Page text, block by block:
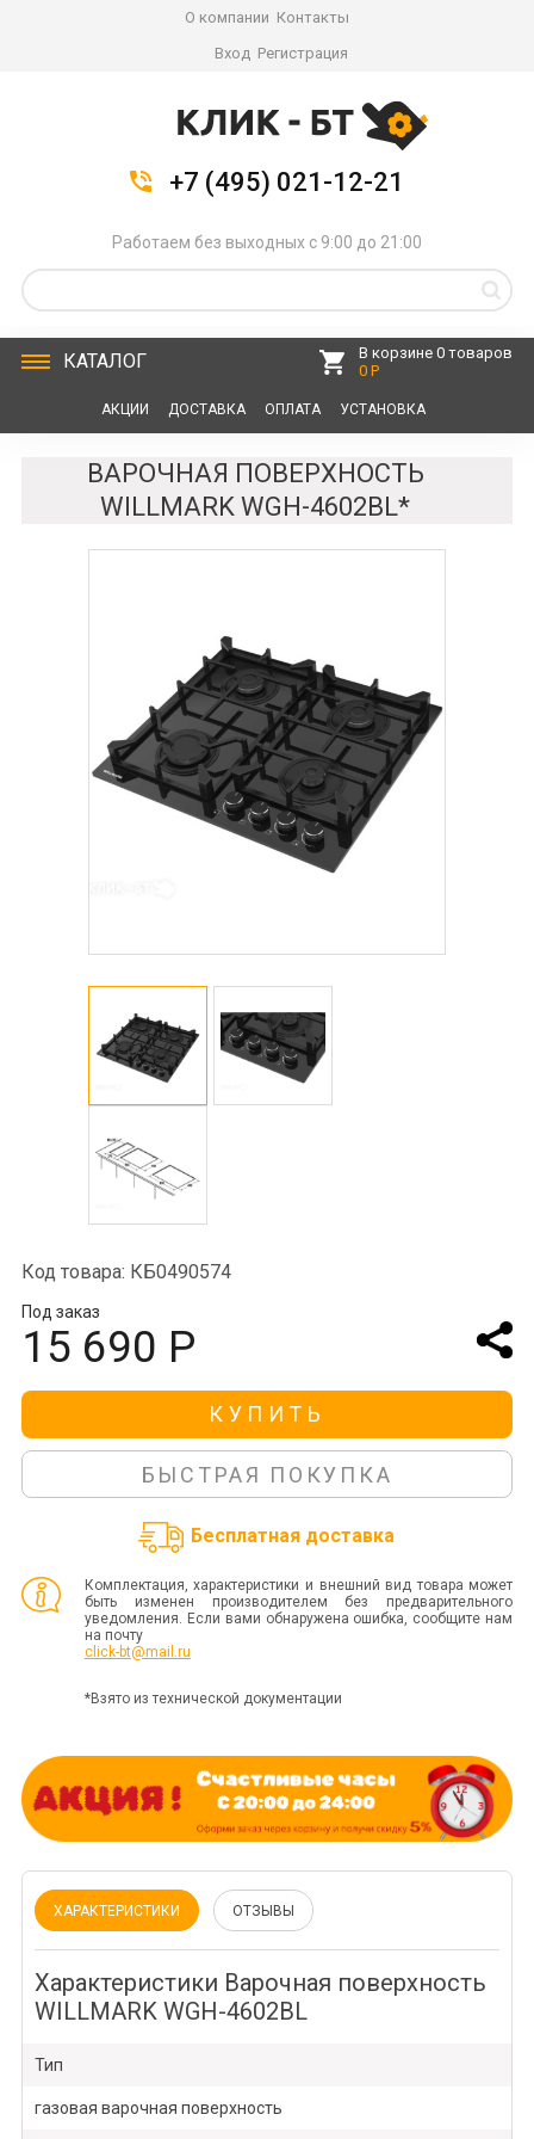
О компании Контакты
Вход Регистрация
+7 (495) 021-12-21
Работаем без выходных с 9:00 до 21:00
КАТАЛОГ
В корзине 0 товаров
0 Р
АКЦИИ ДОСТАВКА ОПЛАТА УСТАНОВКА
ВАРОЧНАЯ ПОВЕРХНОСТЬ
WILLMARK WGH-4602BL*
Код товара: КБ0490574
Под заказ
15 690 Р
КУПИТЬ
БЫСТРАЯ ПОКУПКА
Бесплатная доставка
Комплектация, характеристики и внешний вид товара может
быть изменен производителем без предварительного
уведомления. Если вами обнаружена ошибка, сообщите нам
на почту
click-bt@mail.ru
*Взято из технической документации
ХАРАКТЕРИСТИКИ ОТЗЫВЫ
Характеристики Варочная поверхность
WILLMARK WGH-4602BL
Тип
газовая варочная поверхность